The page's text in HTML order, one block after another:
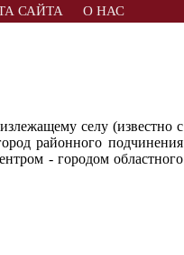
САЙТА О НАС
селу (известно с
районного подчинения
- городом областного